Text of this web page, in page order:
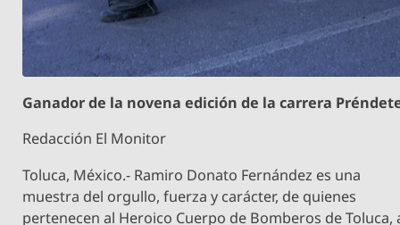
Ganador de la novena edición de la carrera
Redacción El Monitor
Toluca, México.- Ramiro Donato Fernández es una
muestra del orgullo, fuerza y carácter, de quienes
pertenecen al Heroico Cuerpo de Bomberos de Toluca,